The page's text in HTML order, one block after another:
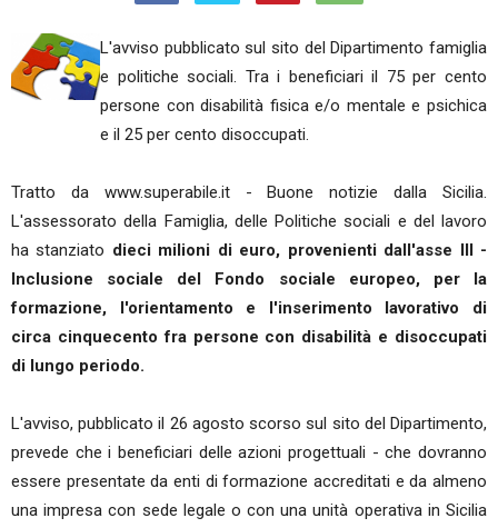
L'avviso pubblicato sul sito del Dipartimento famiglia
e politiche sociali. Tra i beneficiari il 75 per cento
persone con disabilità fisica e/o mentale e psichica
e il 25 per cento disoccupati.
Tratto da www.superabile.it - Buone notizie dalla Sicilia.
L'assessorato della Famiglia, delle Politiche sociali e del lavoro
ha stanziato dieci milioni di euro, provenienti dall'asse III -
Inclusione sociale del Fondo sociale europeo, per la
formazione, l'orientamento e l'inserimento lavorativo di
circa cinquecento fra persone con disabilità e disoccupati
di lungo periodo.
L'avviso, pubblicato il 26 agosto scorso sul sito del Dipartimento,
prevede che i beneficiari delle azioni progettuali - che dovranno
essere presentate da enti di formazione accreditati e da almeno
una impresa con sede legale o con una unità operativa in Sicilia